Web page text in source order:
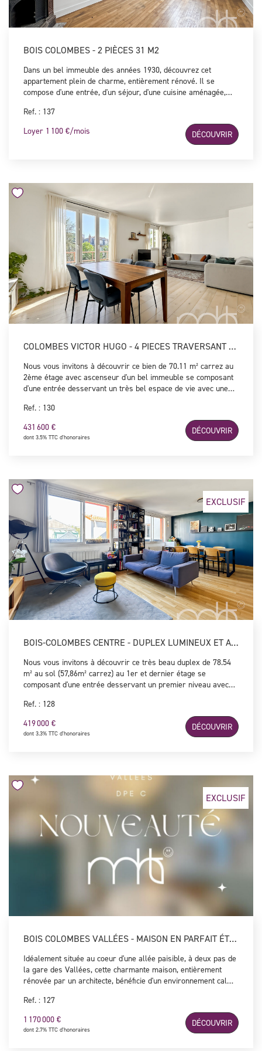
BOIS COLOMBES - 2 PIÈCES 31 M2
Dans un bel immeuble des années 1930, découvrez cet
appartement plein de charme, entièrement rénové. Il se
compose d'une entrée, d'un séjour, d'une cuisine aménagée,
loué non meublé. Le chauffage et l'eau sont individuels.
Ref. : 137
Loyer 1 100 €/mois
DÉCOUVRIR
COLOMBES VICTOR HUGO - 4 PIECES TRAVERSANT ET LUMINEUX
Nous vous invitons à découvrir ce bien de 70.11 m² carrez au
2ème étage avec ascenseur d'un bel immeuble se composant
d'une entrée desservant un très bel espace de vie avec une
une salle d'eau et un WC indépendant. Une cave ainsi qu'un
emplacement de stationnement libre viennent compléter ce
bien traversant aux beaux volumes et baigné de lumière
idéalement situé à 4 minutes à pied de la Gare de Colombes et
Ref. : 130
431 600 €
dont 3.5% TTC d'honoraires
DÉCOUVRIR
EXCLUSIF
BOIS-COLOMBES CENTRE - DUPLEX LUMINEUX ET AU CALME
Nous vous invitons à découvrir ce très beau duplex de 78.54
m² au sol (57,86m² carrez) au 1er et dernier étage se
composant d'une entrée desservant un premier niveau avec
aménagée , une salle d'eau, une buanderie et un WC
indépendant. A l'étage vous trouverez deux chambres et un
dressing. Une cave vient compléter ce bien lumineux
entièrement au calme offrant de beaux volumes au coeur
mètres de la Gare de Bois-Colombes. Coup de coeur assuré !
Ref. : 128
419 000 €
dont 3.3% TTC d'honoraires
DÉCOUVRIR
EXCLUSIF
BOIS COLOMBES VALLÉES - MAISON EN PARFAIT ÉTAT AVEC JARDIN ET GARAGE
Idéalement située au coeur d'une allée paisible, à deux pas de
la gare des Vallées, cette charmante maison, entièrement
rénovée par un architecte, bénéficie d'un environnement calme
pièce de vie de près de 50 m² avec cuisine ouverte, baignée de
lumière et prolongée par une terrasse donnant sur un jardin
intimiste, à l'abri des regards. Ce niveau comprend également
une chambre avec sa salle d'eau privative ainsi que des wc. À
Ref. : 127
1 170 000 €
dont 2.7% TTC d'honoraires
DÉCOUVRIR